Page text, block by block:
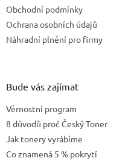
Obchodní podmínky
Ochrana osobních údajů
Náhradní plnění pro firmy
Bude vás zajímat
Věrnostní program
8 důvodů proč Český Toner
Jak tonery vyrábíme
Co znamená 5 % pokrytí